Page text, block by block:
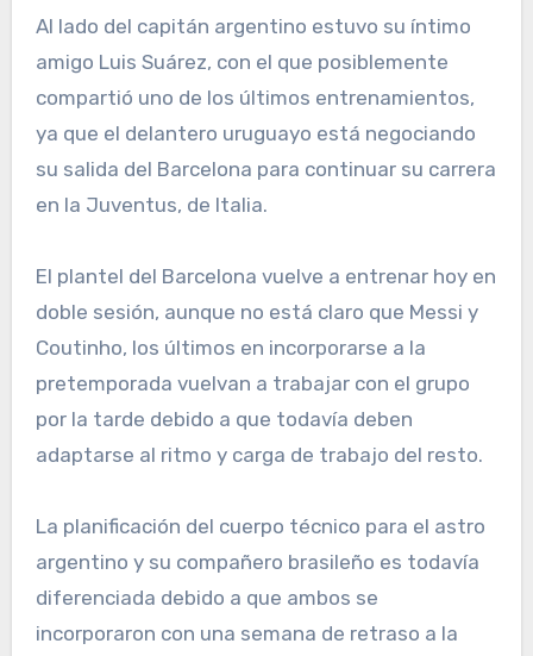
Al lado del capitán argentino estuvo su íntimo
amigo Luis Suárez, con el que posiblemente
compartió uno de los últimos entrenamientos,
ya que el delantero uruguayo está negociando
su salida del Barcelona para continuar su carrera
en la Juventus, de Italia.
El plantel del Barcelona vuelve a entrenar hoy en
doble sesión, aunque no está claro que Messi y
Coutinho, los últimos en incorporarse a la
pretemporada vuelvan a trabajar con el grupo
por la tarde debido a que todavía deben
adaptarse al ritmo y carga de trabajo del resto.
La planificación del cuerpo técnico para el astro
argentino y su compañero brasileño es todavía
diferenciada debido a que ambos se
incorporaron con una semana de retraso a la